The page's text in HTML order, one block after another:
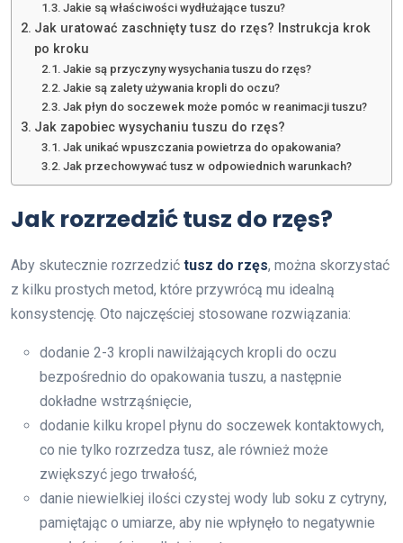
Jakie są właściwości wydłużające tuszu?
Jak uratować zaschnięty tusz do rzęs? Instrukcja krok
po kroku
Jakie są przyczyny wysychania tuszu do rzęs?
Jakie są zalety używania kropli do oczu?
Jak płyn do soczewek może pomóc w reanimacji tuszu?
Jak zapobiec wysychaniu tuszu do rzęs?
Jak unikać wpuszczania powietrza do opakowania?
Jak przechowywać tusz w odpowiednich warunkach?
Jak rozrzedzić tusz do rzęs?
Aby skutecznie rozrzedzić tusz do rzęs, można skorzystać
z kilku prostych metod, które przywrócą mu idealną
konsystencję. Oto najczęściej stosowane rozwiązania:
dodanie 2-3 kropli nawilżających kropli do oczu
bezpośrednio do opakowania tuszu, a następnie
dokładne wstrząśnięcie,
dodanie kilku kropel płynu do soczewek kontaktowych,
co nie tylko rozrzedza tusz, ale również może
zwiększyć jego trwałość,
danie niewielkiej ilości czystej wody lub soku z cytryny,
pamiętając o umiarze, aby nie wpłynęło to negatywnie